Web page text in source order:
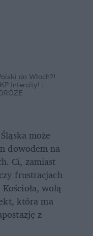
do Włoch?!
Intercity! |
dowodem na
Ci, zamiast
frustracjach
wolą
która ma
z